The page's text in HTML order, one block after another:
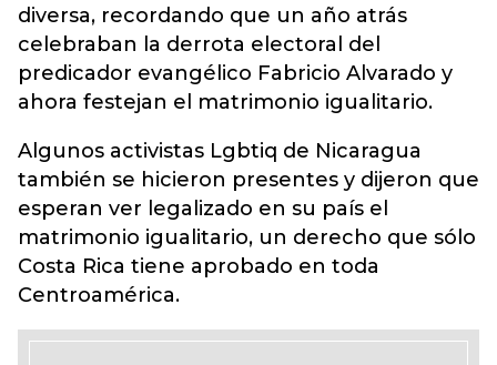
diversa, recordando que un año atrás
celebraban la derrota electoral del
predicador evangélico Fabricio Alvarado y
ahora festejan el matrimonio igualitario.
Algunos activistas Lgbtiq de Nicaragua
también se hicieron presentes y dijeron que
esperan ver legalizado en su país el
matrimonio igualitario, un derecho que sólo
Costa Rica tiene aprobado en toda
Centroamérica.